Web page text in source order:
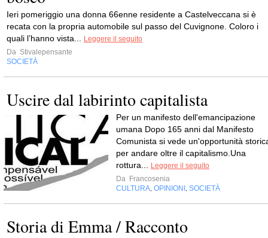
Ieri pomeriggio una donna 66enne residente a Castelveccana si è
recata con la propria automobile sul passo del Cuvignone. Coloro i
quali l’hanno vista...
Leggere il seguito
Da Stivalepensante
SOCIETÀ
Uscire dal labirinto capitalista
Per un manifesto dell'emancipazione
umana Dopo 165 anni dal Manifesto
Comunista si vede un'opportunità
per andare oltre il capitalismo.Una
rottura...
Leggere il seguito
Da Francosenia
CULTURA OPINIONI SOCIETÀ
Storia di Emma / Racconto